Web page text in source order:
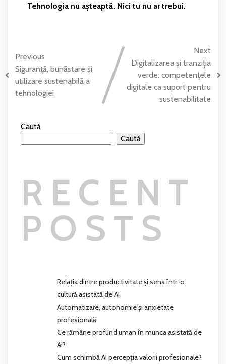
Tehnologia nu așteaptă. Nici tu nu ar trebui.
Previous
Siguranță, bunăstare și
utilizare sustenabilă a
tehnologiei
Next
Digitalizarea și tranziția
verde: competențele
digitale ca suport pentru
sustenabilitate
Caută
Caută
RECENT
POSTS
Relația dintre productivitate și sens într-o
cultură asistată de AI
Automatizare, autonomie și anxietate
profesională
Ce rămâne profund uman în munca asistată de
AI?
Cum schimbă AI percepția valorii profesionale?